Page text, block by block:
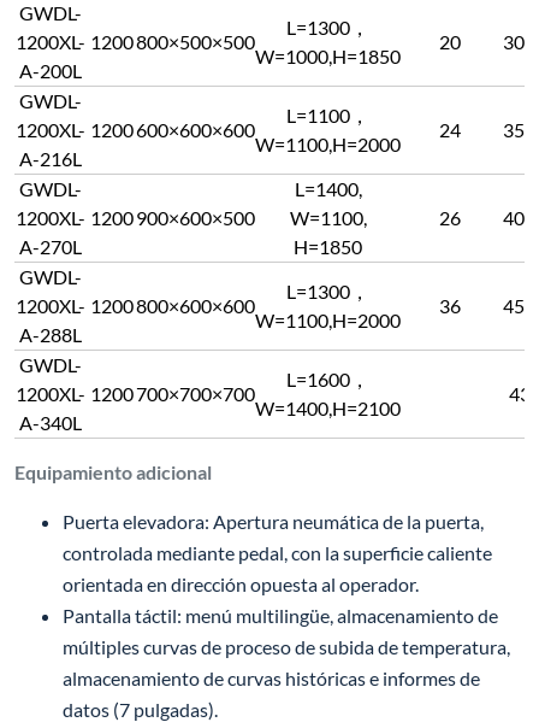
GWDL-
1200XL-
A-200L
1200800×500×500
L=1300，
W=1000,H=1850
20 300
GWDL-
1200XL-
A-216L
1200600×600×600
L=1100，
W=1100,H=2000
24 350
GWDL-
1200XL-
A-270L
1200900×600×500
L=1400,
W=1100,
H=1850
26 400
GWDL-
1200XL-
A-288L
1200800×600×600
L=1300，
W=1100,H=2000
36 450
GWDL-
1200XL-
A-340L
1200700×700×700
L=1600，
W=1400,H=2100
43
Equipamiento adicional
Puerta elevadora: Apertura neumática de la puerta,
controlada mediante pedal, con la superficie caliente
orientada en dirección opuesta al operador.
Pantalla táctil: menú multilingüe, almacenamiento de
múltiples curvas de proceso de subida de temperatura,
almacenamiento de curvas históricas e informes de
datos (7 pulgadas).